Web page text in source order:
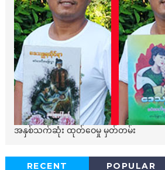
အနှစ်သက်ဆုံး ထုတ်ဝေမှု မှတ်တမ်း
RECENT POPULAR